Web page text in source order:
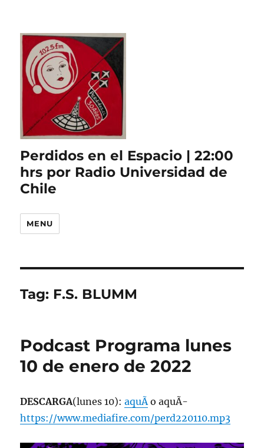
Perdidos en el Espacio | 22:00
hrs por Radio Universidad de
Chile
MENU
Tag: F.S. BLUMM
Podcast Programa lunes
10 de enero de 2022
DESCARGA(lunes 10):aquÃ­o aquÃ­
https://www.mediafire.com/perd220110.mp3